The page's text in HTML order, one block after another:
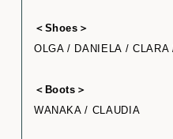
＜Shoes＞
OLGA / DANIELA /
＜Boots＞
WANAKA / CLAUDIA